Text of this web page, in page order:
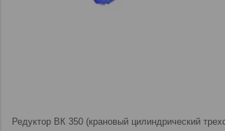
Редуктор ВК 350 (крановый цилиндрический